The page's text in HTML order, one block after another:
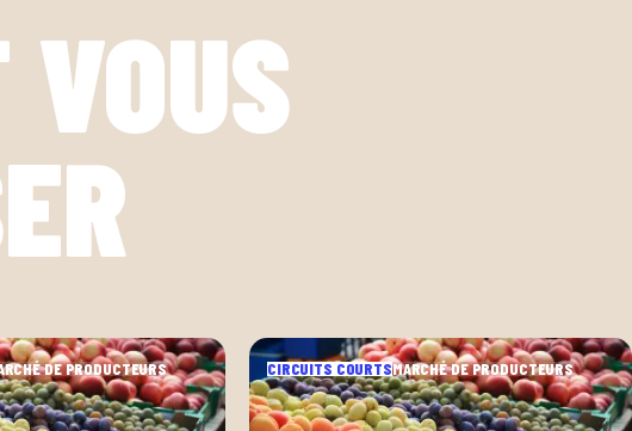
DE PRODUCTEURS CIRCUITS COURTSMARCHÉ DE PRODUCTEURS